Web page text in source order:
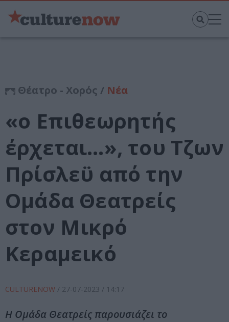
Θέατρο - Χορός / Νέα
«ο Επιθεωρητής
έρχεται…», του Τζων
Πρίσλεϋ από την
Ομάδα Θεατρείς
στον Μικρό
Κεραμεικό
CULTURENOW / 27-07-2023 / 14:17
Η Ομάδα Θεατρείς παρουσιάζει το